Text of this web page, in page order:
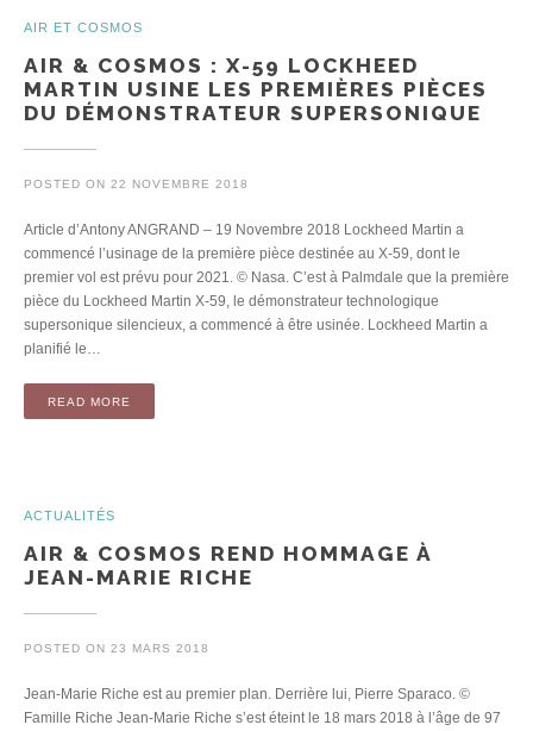
AIR ET COSMOS
AIR & COSMOS : X-59 LOCKHEED
MARTIN USINE LES PREMIÈRES PIÈCES
DU DÉMONSTRATEUR SUPERSONIQUE
POSTED ON 22 NOVEMBRE 2018
Article d’Antony ANGRAND – 19 Novembre 2018 Lockheed Martin a
commencé l’usinage de la première pièce destinée au X-59, dont le
premier vol est prévu pour 2021. © Nasa. C’est à Palmdale que la première
pièce du Lockheed Martin X-59, le démonstrateur technologique
supersonique silencieux, a commencé à être usinée. Lockheed Martin a
planifié le…
READ MORE
ACTUALITÉS
AIR & COSMOS REND HOMMAGE À
JEAN-MARIE RICHE
POSTED ON 23 MARS 2018
Jean-Marie Riche est au premier plan. Derrière lui, Pierre Sparaco. ©
Famille Riche Jean-Marie Riche s’est éteint le 18 mars 2018 à l’âge de 97